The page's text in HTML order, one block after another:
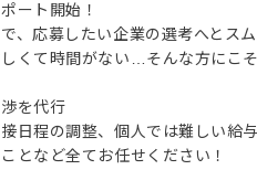
ート開始！
、応募したい企業の選考へとス
くて時間がない…そんな方にこそ
を代行
日程の調整、個人では難しい給
となど全てお任せください！